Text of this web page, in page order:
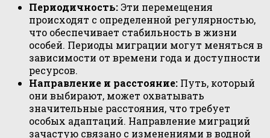
Периодичность: Эти перемещения
происходят с определенной регулярностью,
что обеспечивает стабильность в жизни
особей. Периоды миграции могут меняться в
зависимости от времени года и доступности
ресурсов.
Направление и расстояние: Путь, который
они выбирают, может охватывать
значительные расстояния, что требует
особых адаптаций. Направление миграций
зачастую связано с изменениями в водной